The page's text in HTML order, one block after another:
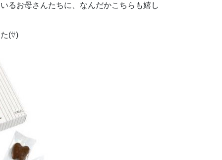
るお母さんたちに、なんだかこちらも嬉し
(⍢)